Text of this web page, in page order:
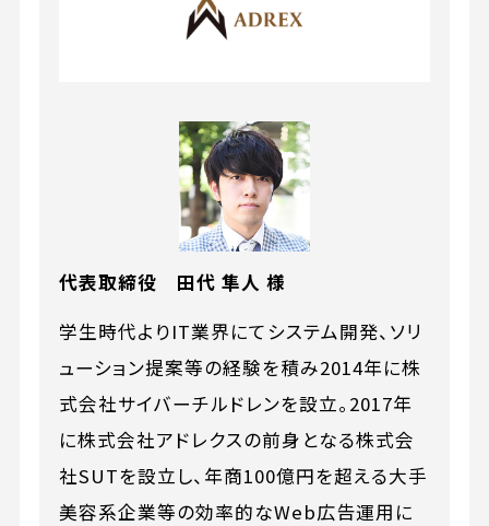
代表取締役 田代 隼人 様
学生時代よりIT業界にてシステム開発、ソリ
ューション提案等の経験を積み2014年に株
式会社サイバーチルドレンを設立。2017年
に株式会社アドレクスの前身となる株式会
社SUTを設立し、年商100億円を超える大手
美容系企業等の効率的なWeb広告運用に